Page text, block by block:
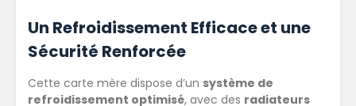
Un Refroidissement Efficace et une
Sécurité Renforcée
Cette carte mère dispose d’un système de
refroidissement optimisé, avec des radiateurs